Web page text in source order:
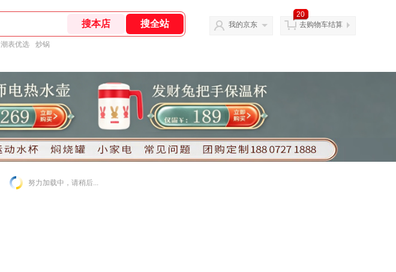
潮表优选 炒锅
我的京东
20
去购物车结算
努力加载中，请稍后...